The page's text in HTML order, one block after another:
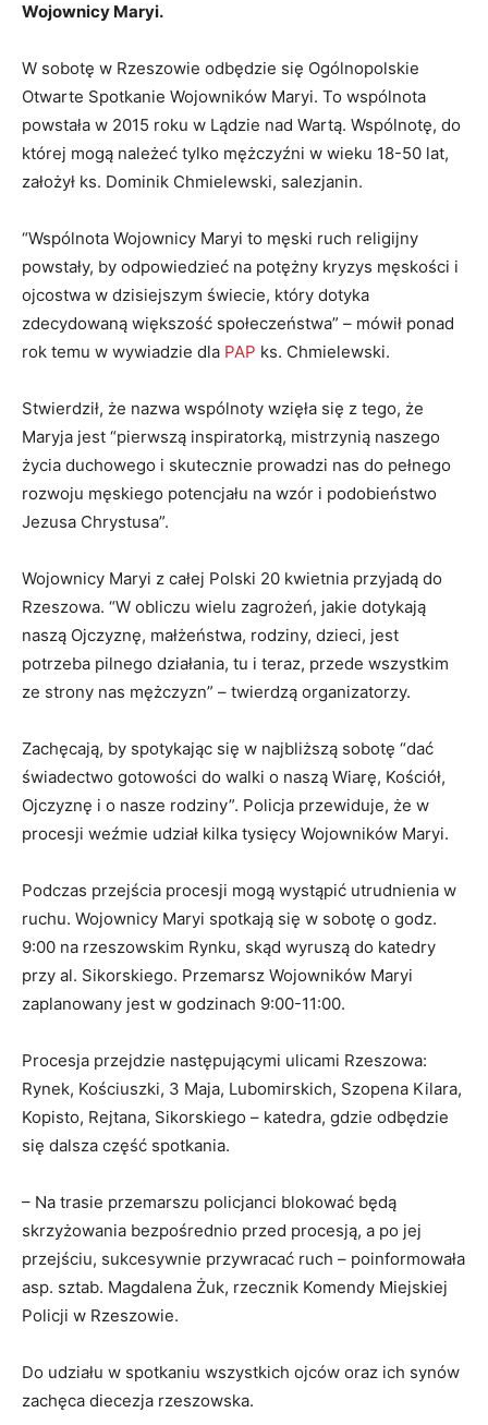
Wojownicy Maryi.
W sobotę w Rzeszowie odbędzie się Ogólnopolskie
Otwarte Spotkanie Wojowników Maryi. To wspólnota
powstała w 2015 roku w Lądzie nad Wartą. Wspólnotę, do
której mogą należeć tylko mężczyźni w wieku 18-50 lat,
założył ks. Dominik Chmielewski, salezjanin.
“Wspólnota Wojownicy Maryi to męski ruch religijny
powstały, by odpowiedzieć na potężny kryzys męskości i
ojcostwa w dzisiejszym świecie, który dotyka
zdecydowaną większość społeczeństwa” – mówił ponad
rok temu w wywiadzie dla PAP ks. Chmielewski.
Stwierdził, że nazwa wspólnoty wzięła się z tego, że
Maryja jest “pierwszą inspiratorką, mistrzynią naszego
życia duchowego i skutecznie prowadzi nas do pełnego
rozwoju męskiego potencjału na wzór i podobieństwo
Jezusa Chrystusa”.
Wojownicy Maryi z całej Polski 20 kwietnia przyjadą do
Rzeszowa. “W obliczu wielu zagrożeń, jakie dotykają
naszą Ojczyznę, małżeństwa, rodziny, dzieci, jest
potrzeba pilnego działania, tu i teraz, przede wszystkim
ze strony nas mężczyzn” – twierdzą organizatorzy.
Zachęcają, by spotykając się w najbliższą sobotę “dać
świadectwo gotowości do walki o naszą Wiarę, Kościół,
Ojczyznę i o nasze rodziny”. Policja przewiduje, że w
procesji weźmie udział kilka tysięcy Wojowników Maryi.
Podczas przejścia procesji mogą wystąpić utrudnienia w
ruchu. Wojownicy Maryi spotkają się w sobotę o godz.
9:00 na rzeszowskim Rynku, skąd wyruszą do katedry
przy al. Sikorskiego. Przemarsz Wojowników Maryi
zaplanowany jest w godzinach 9:00-11:00.
Procesja przejdzie następującymi ulicami Rzeszowa:
Rynek, Kościuszki, 3 Maja, Lubomirskich, Szopena Kilara,
Kopisto, Rejtana, Sikorskiego – katedra, gdzie odbędzie
się dalsza część spotkania.
– Na trasie przemarszu policjanci blokować będą
skrzyżowania bezpośrednio przed procesją, a po jej
przejściu, sukcesywnie przywracać ruch – poinformowała
asp. sztab. Magdalena Żuk, rzecznik Komendy Miejskiej
Policji w Rzeszowie.
Do udziału w spotkaniu wszystkich ojców oraz ich synów
zachęca diecezja rzeszowska.